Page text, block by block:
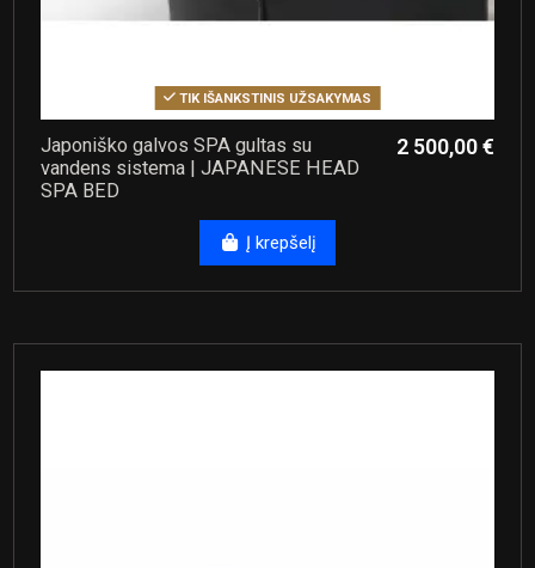
TIK IŠANKSTINIS UŽSAKYMAS
Japoniško galvos SPA gultas su
vandens sistema | JAPANESE HEAD
SPA BED
2 500,00 €
Į krepšelį